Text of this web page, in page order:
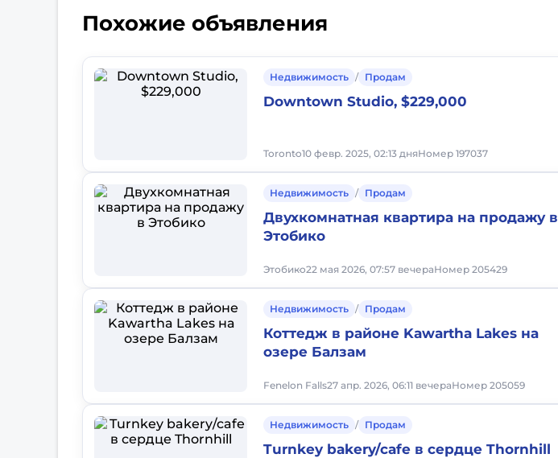
Похожие объявления
Недвижимость / Продам
Downtown Studio, $229,000
Toronto10 февр. 2025, 02:13 дняНомер 197037
Недвижимость / Продам
Двухкомнатная квартира на продажу в
Этобико
Этобико22 мая 2026, 07:57 вечераНомер 205429
Недвижимость / Продам
Коттедж в районе Kawartha Lakes на
озере Бaлзам
Fenelon Falls27 апр. 2026, 06:11 вечераНомер 205059
Недвижимость / Продам
Turnkey bakery/cafe в сердце Thornhill